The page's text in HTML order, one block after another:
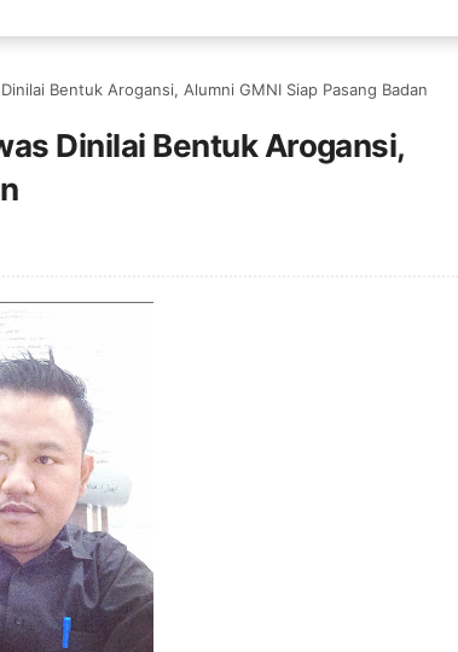
Bentuk Arogansi, Alumni GMNI Siap Pasang Badan
Dinilai Bentuk Arogansi,